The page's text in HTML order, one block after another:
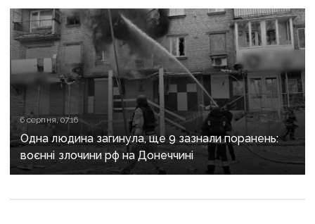
6 серпня, 07:16
Одна людина загинула, ще 9 зазнали поранень:
воєнні злочини рф на Донеччині